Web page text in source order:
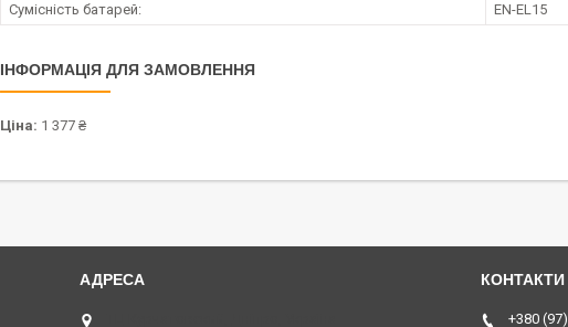
Сумісність батарей:
EN-EL15
ІНФОРМАЦІЯ ДЛЯ ЗАМОВЛЕННЯ
Ціна: 1 377 ₴
+380